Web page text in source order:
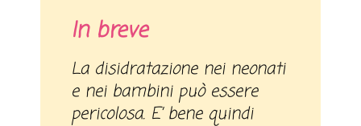
In breve
La disidratazione nei neonati
e nei bambini può essere
pericolosa. E’ bene quindi